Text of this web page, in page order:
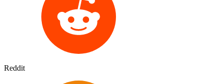
Reddit